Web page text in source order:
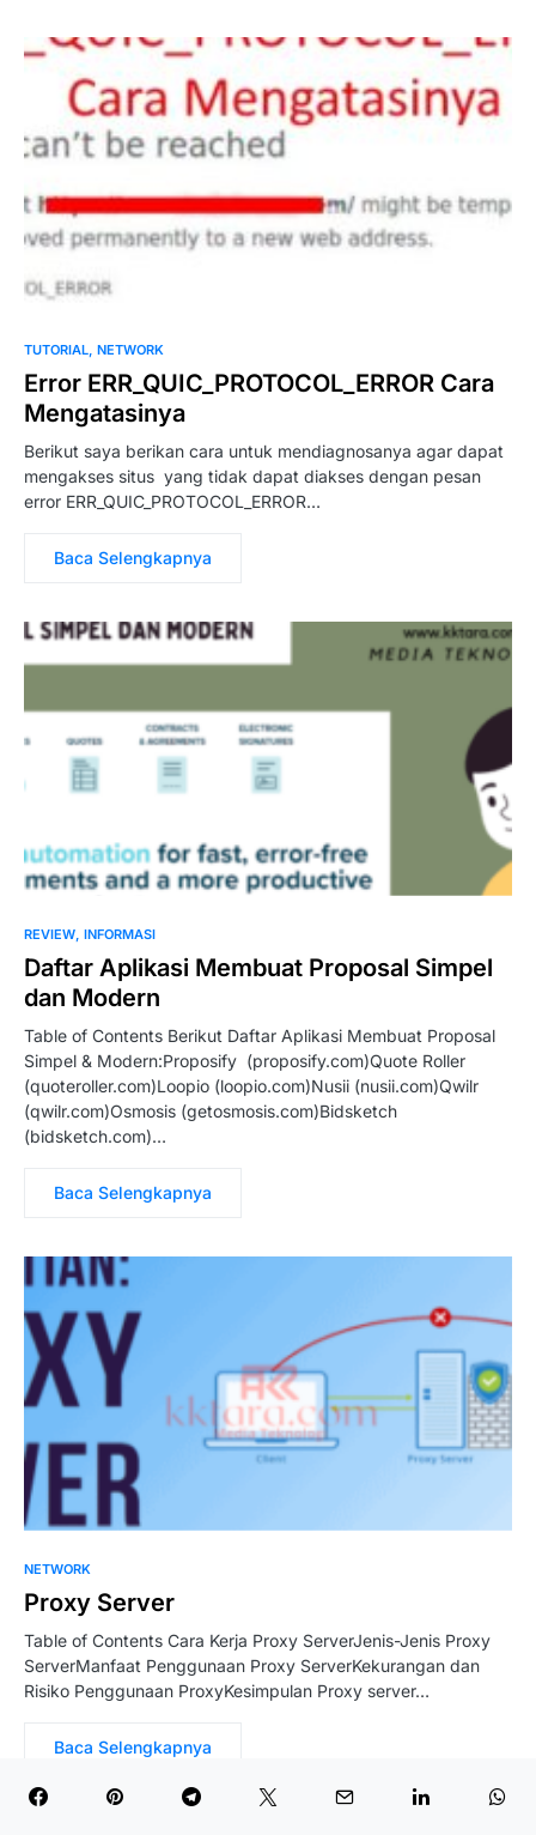
TUTORIAL NETWORK
Error ERR_QUIC_PROTOCOL_ERROR Cara
Mengatasinya
Berikut saya berikan cara untuk mendiagnosanya agar dapat
mengakses situs yang tidak dapat diakses dengan pesan
error ERR_QUIC_PROTOCOL_ERROR…
Baca Selengkapnya
REVIEW INFORMASI
Daftar Aplikasi Membuat Proposal Simpel
dan Modern
Table of Contents Berikut Daftar Aplikasi Membuat Proposal
Simpel & Modern:Proposify (proposify.com)Quote Roller
(quoteroller.com)Loopio (loopio.com)Nusii (nusii.com)Qwilr
(qwilr.com)Osmosis (getosmosis.com)Bidsketch
(bidsketch.com)…
Baca Selengkapnya
NETWORK
Proxy Server
Table of Contents Cara Kerja Proxy ServerJenis-Jenis Proxy
ServerManfaat Penggunaan Proxy ServerKekurangan dan
Risiko Penggunaan ProxyKesimpulan Proxy server…
Baca Selengkapnya